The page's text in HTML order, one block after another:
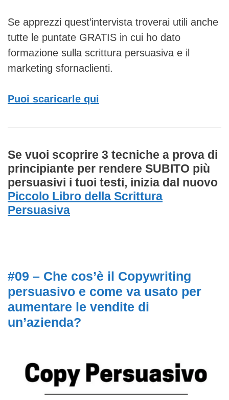
Se apprezzi quest’intervista troverai utili anche
tutte le puntate GRATIS in cui ho dato
formazione sulla scrittura persuasiva e il
marketing sfornaclienti.
Puoi scaricarle qui
Se vuoi scoprire 3 tecniche a prova di
principiante per rendere SUBITO più
persuasivi i tuoi testi, inizia dal nuovo
Piccolo Libro della Scrittura
Persuasiva
#09 – Che cos’è il Copywriting
persuasivo e come va usato per
aumentare le vendite di
un’azienda?